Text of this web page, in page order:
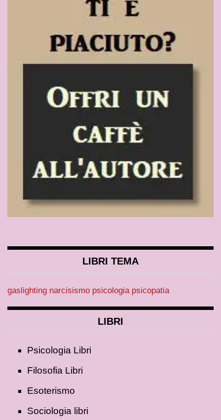
LIBRI TEMA
gaslighting narcisismo psicologia psicopatia
LIBRI
Psicologia Libri
Filosofia Libri
Esoterismo
Sociologia libri